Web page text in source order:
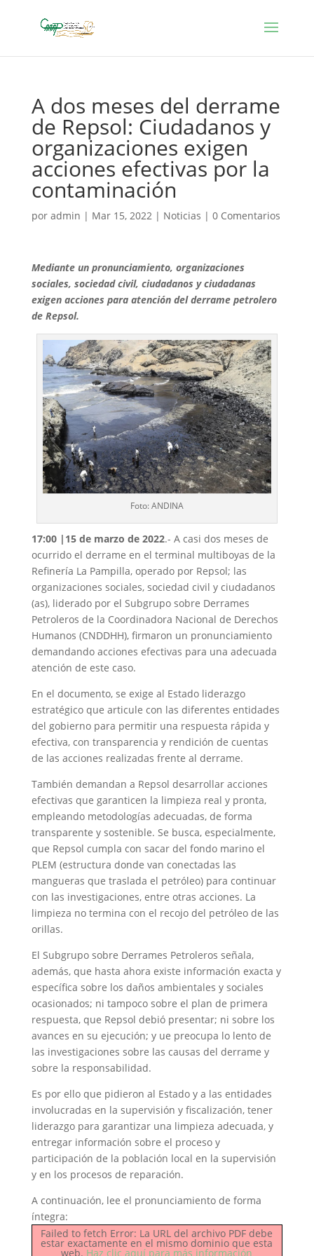
A dos meses del derrame
de Repsol: Ciudadanos y
organizaciones exigen
acciones efectivas por la
contaminación
por admin | Mar 15, 2022| Noticias | 0 Comentarios
Mediante un pronunciamiento, organizaciones
sociales, sociedad civil, ciudadanos y ciudadanas
exigen acciones para atención del derrame petrolero
de Repsol.
Foto: ANDINA
17:00 |15 de marzo de 2022.- A casi dos meses de
ocurrido el derrame en el terminal multiboyas de la
Refinería La Pampilla, operado por Repsol; las
organizaciones sociales, sociedad civil y ciudadanos
(as), liderado por el Subgrupo sobre Derrames
Petroleros de la Coordinadora Nacional de Derechos
Humanos (CNDDHH), firmaron un pronunciamiento
demandando acciones efectivas para una adecuada
atención de este caso.
En el documento, se exige al Estado liderazgo
estratégico que articule con las diferentes entidades
del gobierno para permitir una respuesta rápida y
efectiva, con transparencia y rendición de cuentas
de las acciones realizadas frente al derrame.
También demandan a Repsol desarrollar acciones
efectivas que garanticen la limpieza real y pronta,
empleando metodologías adecuadas, de forma
transparente y sostenible. Se busca, especialmente,
que Repsol cumpla con sacar del fondo marino el
PLEM (estructura donde van conectadas las
mangueras que traslada el petróleo) para continuar
con las investigaciones, entre otras acciones. La
limpieza no termina con el recojo del petróleo de las
orillas.
El Subgrupo sobre Derrames Petroleros señala,
además, que hasta ahora existe información exacta y
específica sobre los daños ambientales y sociales
ocasionados; ni tampoco sobre el plan de primera
respuesta, que Repsol debió presentar; ni sobre los
avances en su ejecución; y ue preocupa lo lento de
las investigaciones sobre las causas del derrame y
sobre la responsabilidad.
Es por ello que pidieron al Estado y a las entidades
involucradas en la supervisión y fiscalización, tener
liderazgo para garantizar una limpieza adecuada, y
entregar información sobre el proceso y
participación de la población local en la supervisión
y en los procesos de reparación.
A continuación, lee el pronunciamiento de forma
íntegra:
Failed to fetch Error: La URL del archivo PDF debe
estar exactamente en el mismo dominio que esta
web. Haz clic aquí para más información